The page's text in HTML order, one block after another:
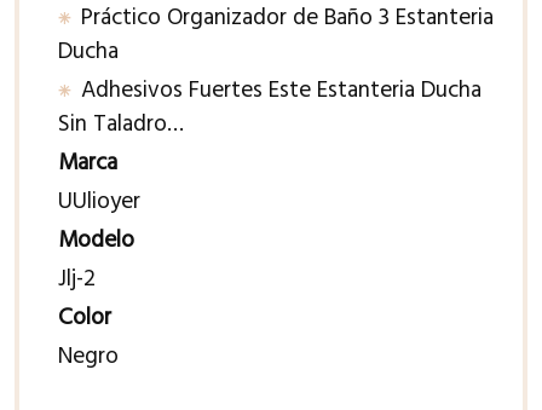
Práctico Organizador de Baño 3 Estanteria
Ducha
Adhesivos Fuertes Este Estanteria Ducha
Sin Taladro…
Marca
UUlioyer
Modelo
Jlj-2
Color
Negro